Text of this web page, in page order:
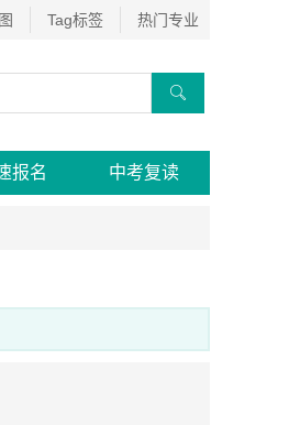
Tag标签 热门专业

报名 中考复读